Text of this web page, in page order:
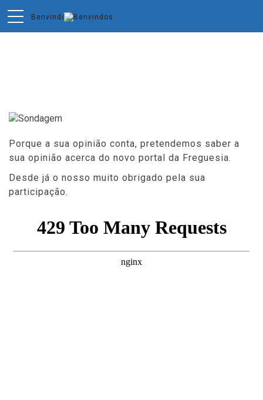
Porque a sua opinião conta, pretendemos saber a
sua opinião acerca do novo portal da Freguesia.
Desde já o nosso muito obrigado pela sua
participação.